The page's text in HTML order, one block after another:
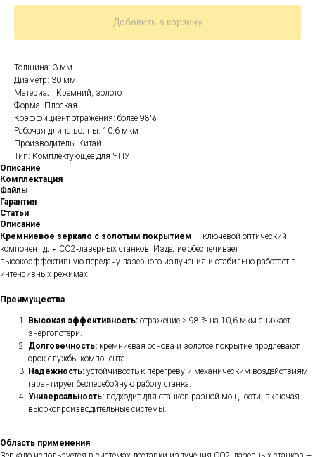
Добавить в корзину
Толщина: 3 мм
Диаметр: 30 мм
Материал: Кремний, золото
Форма: Плоская
Коэффициент отражения: более 98%
Рабочая длина волны: 10.6 мкм
Производитель: Китай
Тип: Комплектующее для ЧПУ
Описание
Комплектация
Файлы
Гарантия
Статьи
Описание
Кремниевое зеркало с золотым покрытием — ключевой оптический
компонент для CO2‑лазерных станков. Изделие обеспечивает
высокоэффективную передачу лазерного излучения и стабильно работает в
интенсивных режимах.
Преимущества
Высокая эффективность: отражение > 98 % на 10,6 мкм снижает
энергопотери.
Долговечность: кремниевая основа и золотое покрытие продлевают
срок службы компонента.
Надёжность: устойчивость к перегреву и механическим воздействиям
гарантирует бесперебойную работу станка.
Универсальность: подходит для станков разной мощности, включая
высокопроизводительные системы.
Область применения